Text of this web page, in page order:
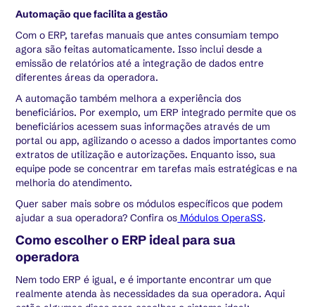
Automação que facilita a gestão
Com o ERP, tarefas manuais que antes consumiam tempo
agora são feitas automaticamente. Isso inclui desde a
emissão de relatórios até a integração de dados entre
diferentes áreas da operadora.
A automação também melhora a experiência dos
beneficiários. Por exemplo, um ERP integrado permite que os
beneficiários acessem suas informações através de um
portal ou app, agilizando o acesso a dados importantes como
extratos de utilização e autorizações. Enquanto isso, sua
equipe pode se concentrar em tarefas mais estratégicas e na
melhoria do atendimento.
Quer saber mais sobre os módulos específicos que podem
ajudar a sua operadora? Confira os Módulos OperaSS.
Como escolher o ERP ideal para sua
operadora
Nem todo ERP é igual, e é importante encontrar um que
realmente atenda às necessidades da sua operadora. Aqui